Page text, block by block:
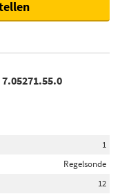
1
Regelsonde
12